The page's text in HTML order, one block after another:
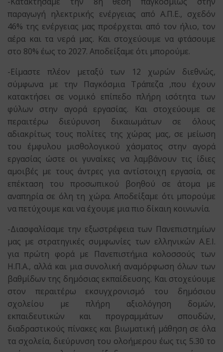
παραγωγή ηλεκτρικής ενέργειας από Α.Π.Ε., σχεδόν
46% της ενέργειας μας προέρχεται από τον ήλιο, τον
αέρα και τα νερά μας. Και στοχεύουμε να φτάσουμε
στο 80% έως το 2027. Αποδείξαμε ότι μπορούμε.
-Είμαστε πλέον μεταξύ των 12 χωρών διεθνώς,
σύμφωνα με την Παγκόσμια Τράπεζα ,που έχουν
κατακτήσει σε νομικό επίπεδο πλήρη ισότητα των
φύλων στην αγορά εργασίας. Και στοχεύουμε σε
περαιτέρω διεύρυνση δικαιωμάτων σε όλους
αδιακρίτως τους πολίτες της χώρας μας, σε μείωση
του έμφυλου μισθολογικού χάσματος στην αγορά
εργασίας ώστε οι γυναίκες να λαμβάνουν τις ίδιες
αμοιβές με τους άντρες για αντίστοιχη εργασία, σε
επέκταση του προσωπικού βοηθού σε άτομα με
αναπηρία σε όλη τη χώρα. Αποδείξαμε ότι μπορούμε
να πετύχουμε και να έχουμε μια πιο δίκαιη κοινωνία.
-Διασφαλίσαμε την εξωστρέφεια των Πανεπιστημίων
μας με στρατηγικές συμφωνίες των ελληνικών Α.Ε.Ι.
για πρώτη φορά με Πανεπιστήμια κολοσσούς των
Η.Π.Α., αλλά και μια συνολική αναμόρφωση όλων των
βαθμίδων της δημόσιας εκπαίδευσης. Και στοχεύουμε
στον περαιτέρω εκσυγχρονισμό του δημόσιου
σχολείου με πλήρη αξιολόγηση δομών,
εκπαιδευτικών και προγραμμάτων σπουδών,
διαδραστικούς πίνακες και βιωματική μάθηση σε όλα
τα σχολεία, διεύρυνση του ολοήμερου έως τις 5.30 το